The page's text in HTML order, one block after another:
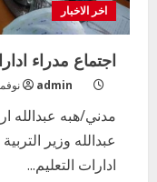
اخر الاخبار
اجتماع مدراء
admin نوفمبر 5,
مدني/هبه عبدالله
عبدالله وزير
ادارات التعليم...